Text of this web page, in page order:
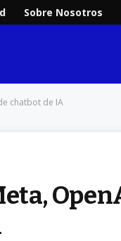
Sobre Nosotros
chatbot de IA